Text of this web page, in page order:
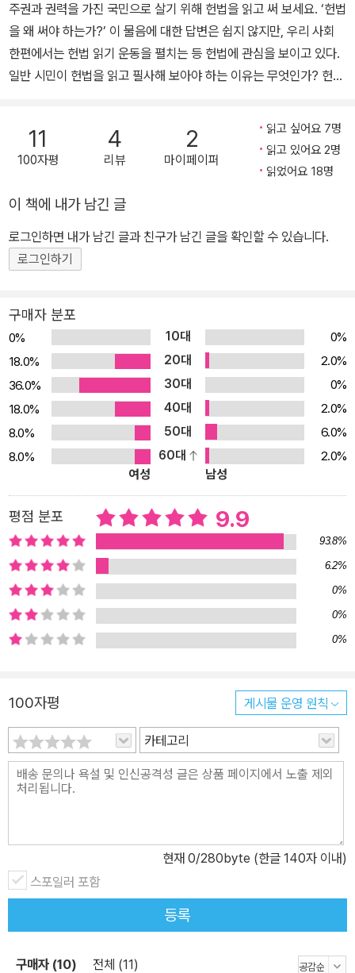
주권과 권력을 가진 국민으로 살기 위해 헌법을 읽고 써 보세요. ‘헌법
을 왜 써야 하는가?’ 이 물음에 대한 답변은 쉽지 않지만, 우리 사회
한편에서는 헌법 읽기 운동을 펼치는 등 헌법에 관심을 보이고 있다.
일반 시민이 헌법을 읽고 필사해 보아야 하는 이유는 무엇인가? 헌법
써 봄으로써 실질적인 힘을 가지기 때문일까? 근대국가는 주권 혁명
에 따라 제각기 헌법을 마련했다. 헌법은 한 국가의 실체이자 상징이
다. 통치 기구가 국가를 제대로 운영하여 국민의 기본권을 보장하려
짜여 있는 법과 제도의 보호를 받으며 존엄과 가치를 훼손당하지 않
으면서 행복을 추구하게 된다. 헌법만 제대로 작동한다면 누구나 인
간다운 생활을 누릴 수 있다. 그러나 살아가면서 우리는 현실이 이상
과는 다르다는 사실을 저마다의 경험으로 알게 된다. 헌법과 현실은
결국 그것도 우리가 사는 국가 공동체라는 세계를 이해하는 유효한
수단이기 때문이다. 헌법이 개인의 자유와 권리를 억압한다면 이를
개정해야만 한다. 개헌이 헌법과 현실 사이의 거리를 가깝게 만드는
데 도움이 된다면 이를 마다할 이유가 없다. 이러한 점에서 시민의 한
사람으로서 헌법을 찬찬히 정독하고 따라 써 보는 행위는 큰 의미가
있다. 헌법을 따라 써 보며 민주 국가의 주인으로서 당당하게 살아가
자! 이 책은 독자들이 헌법을 쉽고 가벼운 기분으로 읽고 써 보면 좋겠
다는 생각에서 기획했다. 헌법 전체를 조문 순서대로 제시했으므로,
필사를 통해 그 속에 담긴 속뜻까지 쉽게 파악할 수 있다. 내일의 주인
공인 어린이와 청소년들, 사회에 첫발을 내딛기에 앞서, 혹은 이미 치
열하게 하루하루 사는 모든 이가 헌법을 읽고 따라 써 봄으로써 소중
한 권리를 찾을 수 있다. 헌법에 담겨 있는 내용은 국민을 위해 마련된
선물이기 때문이다. 헌법을 따라 써 보며 대한민국 주권자로서 헌법
이 규정하는 ‘인간다운 삶’을 살아가기 위해 주권 의식을 높이고 민주
국가의 주인으로서 당당하게 살아갈 수 있는 지표로 삼으면 어떨까?
대한민국의 주인공은 바로 국민입니다!
11
100자평
4
리뷰
2
마이페이퍼
읽고 싶어요 7명
읽고 있어요 2명
읽었어요 18명
이 책에 내가 남긴 글
로그인하면 내가 남긴 글과 친구가 남긴 글을 확인할 수 있습니다.
로그인하기
구매자 분포
0% 10대
0%
18.0%
20대
2.0%
36.0%
30대
0%
18.0%
40대
2.0%
8.0%
50대
6.0%
8.0%
60대
2.0%
여성
남성
평점 분포 9.9
93.8%
6.2%
0%
0%
0%
100자평 게시물 운영 원칙
카테고리
현재 0/280byte (한글 140자 이내)
스포일러 포함
등록
구매자 (10) 전체 (11)